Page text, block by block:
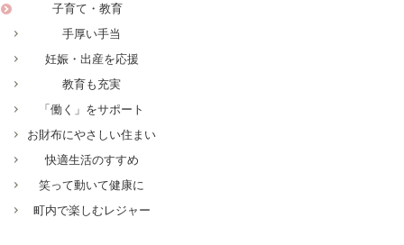
子育て・教育
手厚い手当
妊娠・出産を応援
教育も充実
「働く」をサポート
お財布にやさしい住まい
快適生活のすすめ
笑って動いて健康に
町内で楽しむレジャー